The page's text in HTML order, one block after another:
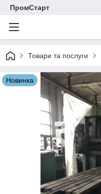
ПромСтарт
Товари та послуги
Новинка